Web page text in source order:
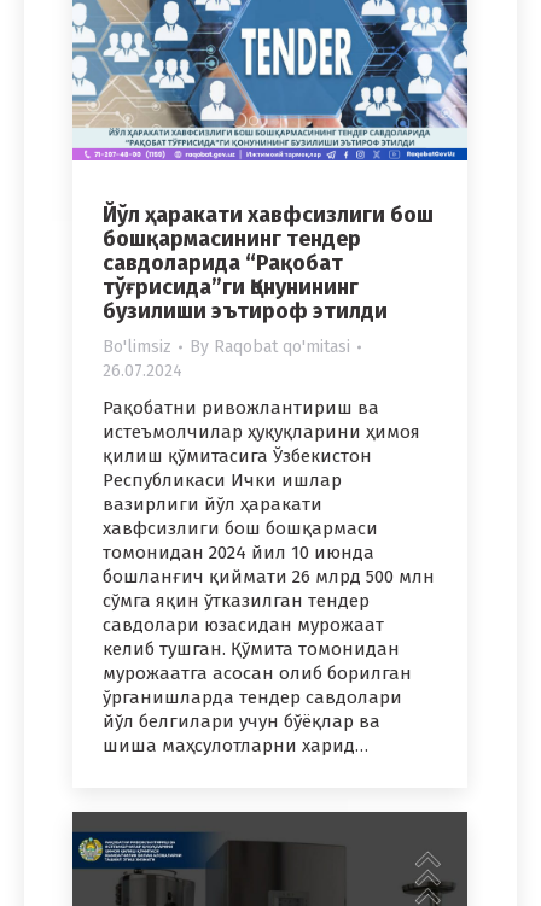
Йўл ҳаракати хавфсизлиги бош
бошқармасининг тендер
савдоларида “Рақобат
тўғрисида”ги Қонунининг
бузилиши эътироф этилди
Bo'limsiz By Raqobat qo'mitasi
26.07.2024
Рақобатни ривожлантириш ва
истеъмолчилар ҳуқуқларини ҳимоя
қилиш қўмитасига Ўзбекистон
Республикаси Ички ишлар
вазирлиги йўл ҳаракати
хавфсизлиги бош бошқармаси
томонидан 2024 йил 10 июнда
бошланғич қиймати 26 млрд 500 млн
сўмга яқин ўтказилган тендер
савдолари юзасидан мурожаат
келиб тушган. Қўмита томонидан
мурожаатга асосан олиб борилган
ўрганишларда тендер савдолари
йўл белгилари учун бўёқлар ва
шиша маҳсулотларни харид…